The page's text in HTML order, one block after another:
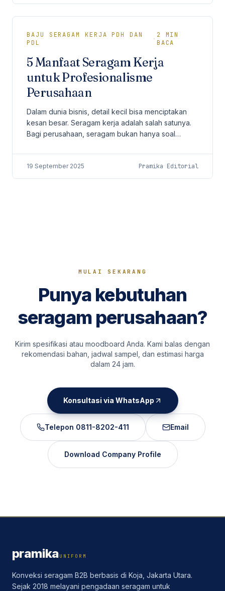
BAJU SERAGAM KERJA PDH DAN
PDL
· 2
MIN
BACA
5 Manfaat Seragam Kerja
untuk Profesionalisme
Perusahaan
Dalam dunia bisnis, detail kecil bisa menciptakan
kesan besar. Seragam kerja adalah salah satunya.
Bagi perusahaan, seragam bukan hanya soal
branding,...
19 September 2025 Pramika Editorial
MULAI SEKARANG
Punya kebutuhan
seragam perusahaan?
Kirim spesifikasi atau moodboard Anda. Kami balas dengan
rekomendasi bahan, jadwal sampel, dan estimasi harga
dalam 24 jam.
Konsultasi via WhatsApp
Telepon 0811-8202-411 Email
Download Company Profile
pramikaUNIFORM
Konveksi seragam B2B berbasis di Koja, Jakarta Utara.
Sejak 2018 melayani pengadaan seragam untuk